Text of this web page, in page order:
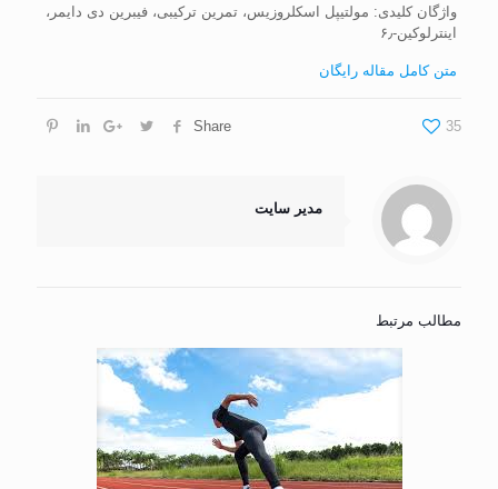
واژگان کلیدی: مولتیپل اسکلروزیس، تمرین ترکیبی، فیبرین دی دایمر،
اینترلوکین-۶٫
متن کامل مقاله رایگان
Share 35
مدیر سایت
مطالب مرتبط